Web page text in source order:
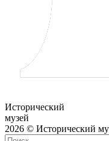
Исторический
музей
2026 © Исторический